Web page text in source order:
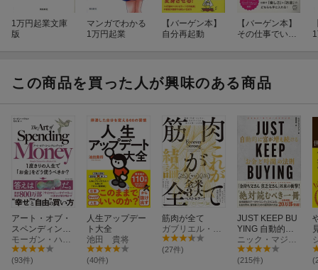
おわりに
マニフェスト
更新日：2026年08月05日
1万円起業文庫
版
マンガでわかる
1万円起業
【バーゲン本】
自分再起動
【バーゲン本】
その仕事でいい
この商品を買った人が興味のある商品
アート・オブ・
スペンディング
マネー
モーガン・ハウセル
(93件)
人生アップデー
ト大全
池田 貴将
(40件)
筋肉が全て
ガブリエル・ライオン
(27件)
JUST KEEP BU
YING 自動的に
富が増え続ける
「お金」と「時
間」の法則
ニック・マジューリ
(215件)